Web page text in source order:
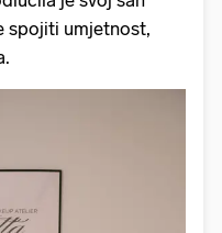
spojiti umjetnost,